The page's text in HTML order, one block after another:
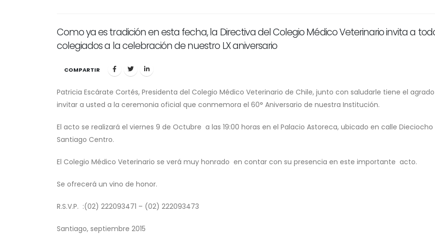
Como ya es tradición en esta fecha, la Directiva del Colegio Médico Veterinario invita a
colegiados a la celebración de nuestro LX aniversario
COMPARTIR
Patricia Escárate Cortés, Presidenta del Colegio Médico Veterinario de Chile, junto con saludarle tiene el
invitar a usted a la ceremonia oficial que conmemora el 60° Aniversario de nuestra Institución.
El acto se realizará el viernes 9 de Octubre a las 19:00 horas en el Palacio Astoreca, ubicado en calle Dieciocho
Santiago Centro.
El Colegio Médico Veterinario se verá muy honrado en contar con su presencia en este importante acto.
Se ofrecerá un vino de honor.
R.S.V.P. :(02) 222093471 – (02) 222093473
Santiago, septiembre 2015